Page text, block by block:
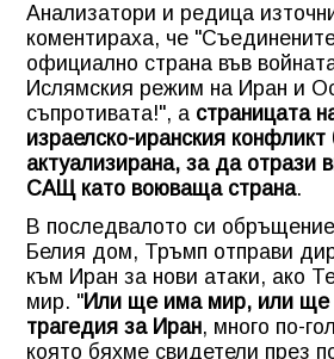
Анализатори и редица
коментираха, че
официално страна във
Ислямския режим на Иран и
съпротивата!", а страницата
израелско-иранския конфликт
актуализирана, за да отрази
САЩ като воюваща страна.
В последвалото си
Белия дом, Тръмп отправи
към Иран за нови атаки, ако
мир. "Или ще има мир, или ще
трагедия за Иран, много по-
която бяхме свидетели през